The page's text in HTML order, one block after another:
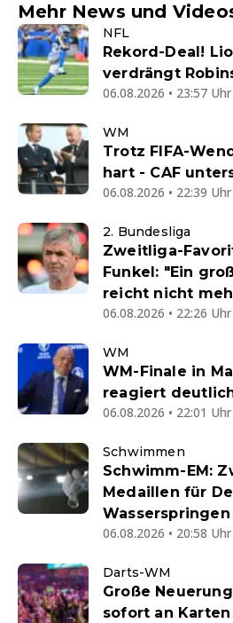
Mehr News und
NFL
Rekord-Deal!
verdrängt
06.08.2026 • 23:57 Uhr
WM
Trotz FIFA-
hart - CAF
06.08.2026 • 22:39 Uhr
2. Bundesliga
Zweitliga-
Funkel: "Ein
reicht nicht
06.08.2026 • 22:26 Uhr
WM
WM-Finale in
reagiert
06.08.2026 • 22:01 Uhr
Schwimmen
Schwimm-EM:
Medaillen für
Wasserspringen
06.08.2026 • 20:58 Uhr
Darts-WM
Große
sofort an